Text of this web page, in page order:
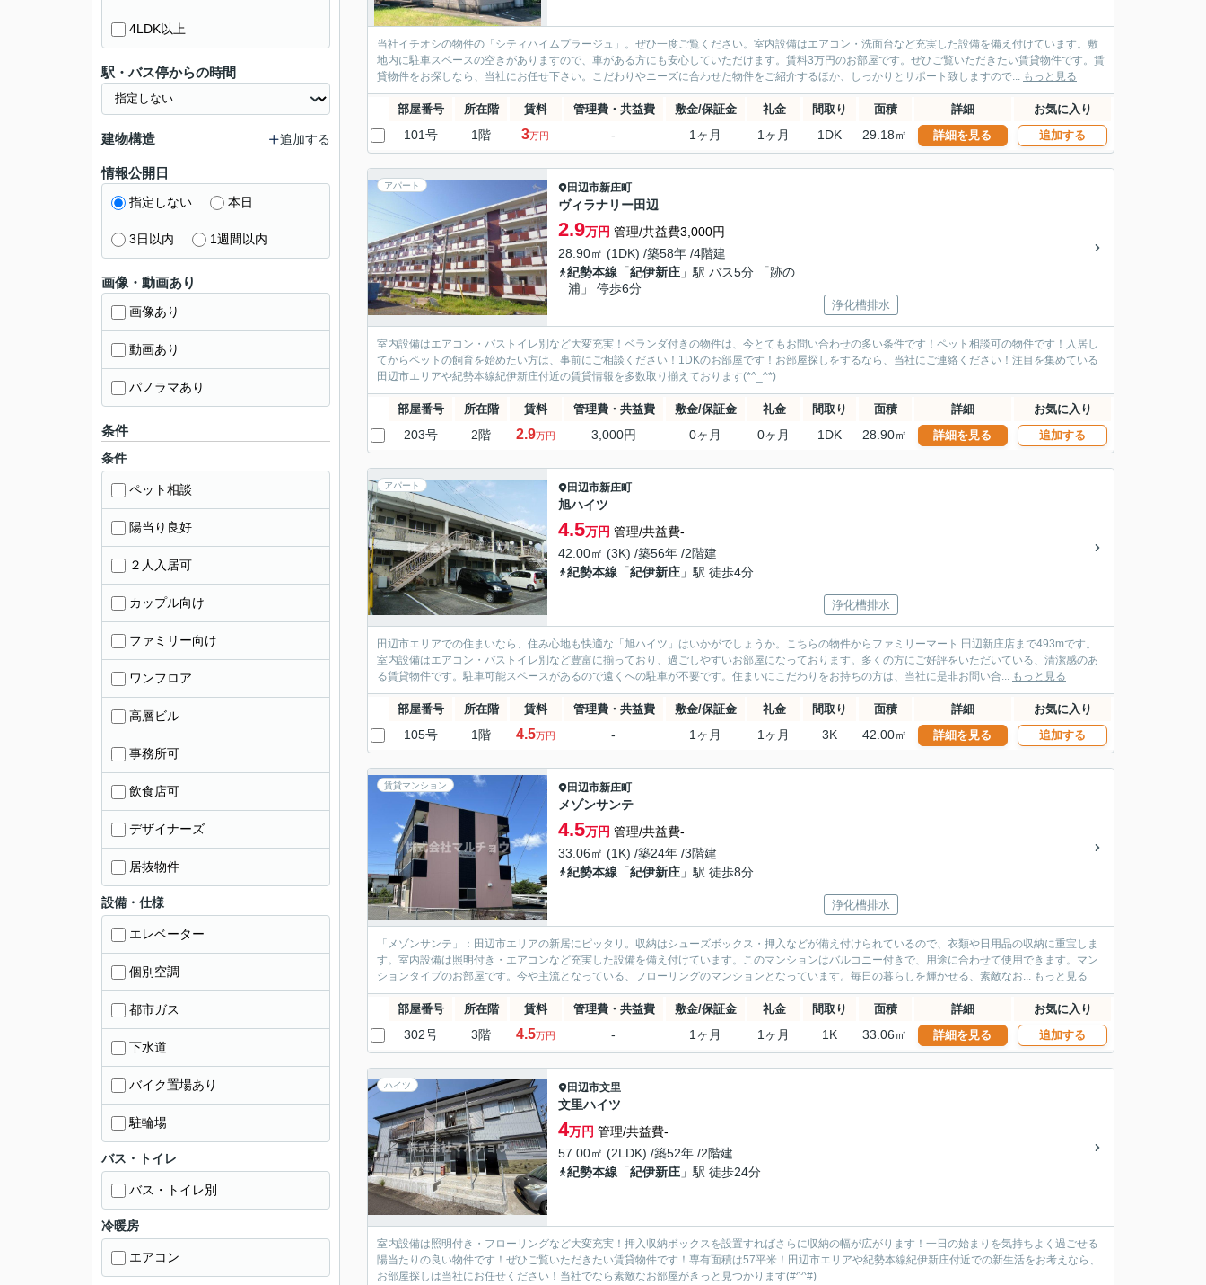
当社イチオシの物件の「シティハイムプラージュ」。ぜひ一度ご覧ください。室内設備はエアコン・洗面台など充実した設備を備え付けています。敷
地内に駐車スペースの空きがありますので、車がある方にも安心していただけます。賃料3万円のお部屋です。ぜひご覧いただきたい賃貸物件です。賃
貸物件をお探しなら、当社にお任せ下さい。こだわりやニーズに合わせた物件をご紹介するほか、しっかりとサポート致しますので... もっと見る
部屋番号 所在階 賃料 管理費・共益費 敷金/保証金 礼金 間取り 面積 詳細 お気に入り
101号 1階 3万円 - 1ヶ月 1ヶ月 1DK 29.18㎡ 詳細を見る 追加する
アパート 田辺市新庄町
ヴィラナリー田辺
2.9万円 管理/共益費3,000円
28.90㎡ (1DK) /築58年 /4階建
紀勢本線 「紀伊新庄 」駅 バス5分 「跡の
浦」 停歩6分
浄化槽排水
室内設備はエアコン・バストイレ別など大変充実！ベランダ付きの物件は、今とてもお問い合わせの多い条件です！ペット相談可の物件です！入居し
てからペットの飼育を始めたい方は、事前にご相談ください！1DKのお部屋です！お部屋探しをするなら、当社にご連絡ください！注目を集めている
田辺市エリアや紀勢本線紀伊新庄付近の賃貸情報を多数取り揃えております(*^_^*)
部屋番号 所在階 賃料 管理費・共益費 敷金/保証金 礼金 間取り 面積 詳細 お気に入り
203号 2階 2.9万円 3,000円 0ヶ月 0ヶ月 1DK 28.90㎡ 詳細を見る 追加する
アパート 田辺市新庄町
旭ハイツ
4.5万円 管理/共益費-
42.00㎡ (3K) /築56年 /2階建
紀勢本線 「紀伊新庄 」駅 徒歩4分
浄化槽排水
田辺市エリアでの住まいなら、住み心地も快適な「旭ハイツ」はいかがでしょうか。こちらの物件からファミリーマート 田辺新庄店まで493mです。
室内設備はエアコン・バストイレ別など豊富に揃っており、過ごしやすいお部屋になっております。多くの方にご好評をいただいている、清潔感のあ
る賃貸物件です。駐車可能スペースがあるので遠くへの駐車が不要です。住まいにこだわりをお持ちの方は、当社に是非お問い合... もっと見る
部屋番号 所在階 賃料 管理費・共益費 敷金/保証金 礼金 間取り 面積 詳細 お気に入り
105号 1階 4.5万円 - 1ヶ月 1ヶ月 3K 42.00㎡ 詳細を見る 追加する
賃貸マンション 田辺市新庄町
メゾンサンテ
4.5万円 管理/共益費-
33.06㎡ (1K) /築24年 /3階建
紀勢本線 「紀伊新庄 」駅 徒歩8分
浄化槽排水
「メゾンサンテ」：田辺市エリアの新居にピッタリ。収納はシューズボックス・押入などが備え付けられているので、衣類や日用品の収納に重宝しま
す。室内設備は照明付き・エアコンなど充実した設備を備え付けています。このマンションはバルコニー付きで、用途に合わせて使用できます。マン
ションタイプのお部屋です。今や主流となっている、フローリングのマンションとなっています。毎日の暮らしを輝かせる、素敵なお... もっと見る
部屋番号 所在階 賃料 管理費・共益費 敷金/保証金 礼金 間取り 面積 詳細 お気に入り
302号 3階 4.5万円 - 1ヶ月 1ヶ月 1K 33.06㎡ 詳細を見る 追加する
ハイツ 田辺市文里
文里ハイツ
4万円 管理/共益費-
57.00㎡ (2LDK) /築52年 /2階建
紀勢本線 「紀伊新庄 」駅 徒歩24分
室内設備は照明付き・フローリングなど大変充実！押入収納ボックスを設置すればさらに収納の幅が広がります！一日の始まりを気持ちよく過ごせる
陽当たりの良い物件です！ぜひご覧いただきたい賃貸物件です！専有面積は57平米！田辺市エリアや紀勢本線紀伊新庄付近での新生活をお考えなら、
お部屋探しは当社にお任せください！当社でなら素敵なお部屋がきっと見つかります(#^^#)
4LDK以上
駅・バス停からの時間
建物構造 追加する
情報公開日
指定しない 本日
3日以内 1週間以内
画像・動画あり
画像あり
動画あり
パノラマあり
条件
条件
ペット相談
陽当り良好
２人入居可
カップル向け
ファミリー向け
ワンフロア
高層ビル
事務所可
飲食店可
デザイナーズ
居抜物件
設備・仕様
エレベーター
個別空調
都市ガス
下水道
バイク置場あり
駐輪場
バス・トイレ
バス・トイレ別
冷暖房
エアコン